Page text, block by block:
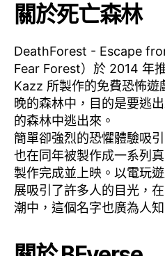
關於死亡森林
DeathForest - Escape
Fear Forest）於 2014 年
Kazz 所製作的免費恐怖遊
晚的森林中，目的是要逃
的森林中逃出來。
簡單卻強烈的恐懼體驗吸
也在同年被製作成一系列
製作完成並上映。以電玩
展吸引了許多人的目光，
潮中，這個名字也廣為人知